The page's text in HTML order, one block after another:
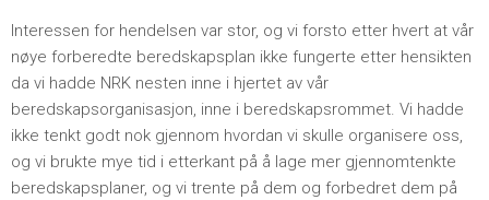
Interessen for hendelsen var stor, og vi forsto etter hvert at vår
nøye forberedte beredskapsplan ikke fungerte etter hensikten
da vi hadde NRK nesten inne i hjertet av vår
beredskapsorganisasjon, inne i beredskapsrommet. Vi hadde
ikke tenkt godt nok gjennom hvordan vi skulle organisere oss,
og vi brukte mye tid i etterkant på å lage mer gjennomtenkte
beredskapsplaner, og vi trente på dem og forbedret dem på